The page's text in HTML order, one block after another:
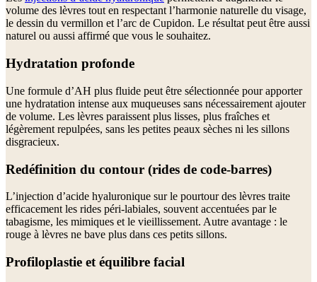
volume des lèvres tout en respectant l’harmonie naturelle du visage,
le dessin du vermillon et l’arc de Cupidon. Le résultat peut être aussi
naturel ou aussi affirmé que vous le souhaitez.
Hydratation profonde
Une formule d’AH plus fluide peut être sélectionnée pour apporter
une hydratation intense aux muqueuses sans nécessairement ajouter
de volume. Les lèvres paraissent plus lisses, plus fraîches et
légèrement repulpées, sans les petites peaux sèches ni les sillons
disgracieux.
Redéfinition du contour (rides de code-barres)
L’injection d’acide hyaluronique sur le pourtour des lèvres traite
efficacement les rides péri-labiales, souvent accentuées par le
tabagisme, les mimiques et le vieillissement. Autre avantage : le
rouge à lèvres ne bave plus dans ces petits sillons.
Profiloplastie et équilibre facial